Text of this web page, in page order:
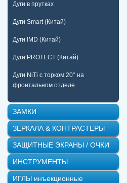
Дуги в прутках
Дуги Smart (Китай)
Дуги IMD (Китай)
Дуги PROTECT (Китай)
Дуги NiTi с торком 20° на
фронтальном отделе
ЗАМКИ
ЗЕРКАЛА & КОНТРАСТЕРЫ
ЗАЩИТНЫЕ ЭКРАНЫ / ОЧКИ
ИНСТРУМЕНТЫ
ИГЛЫ инъекционные